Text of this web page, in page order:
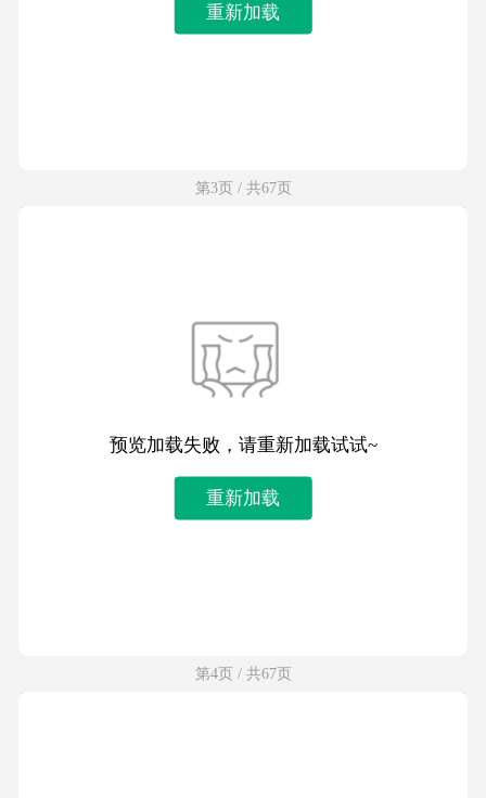
重新加载
第3页 / 共67页
预览加载失败，请重新加载试试~
重新加载
第4页 / 共67页